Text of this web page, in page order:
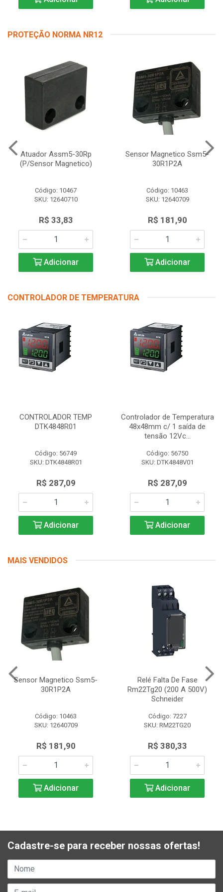
PROTEÇÃO NORMA NR12
Atuador Assm5-30Rp
(P/Sensor Magnetico)
Código: 10467
SKU: 12640710
R$ 33,83
Adicionar
Sensor Magnetico Ssm5-
30R1P2A
Código: 10463
SKU: 12640709
R$ 181,90
Adicionar
CONTROLADOR DE TEMPERATURA
CONTROLADOR TEMP
DTK4848R01
Código: 56749
SKU: DTK4848R01
R$ 287,09
Adicionar
Controlador de Temperatura
48x48mm c/ 1 saída de
tensão 12Vc...
Código: 56750
SKU: DTK4848V01
R$ 287,09
Adicionar
MAIS VENDIDOS
Sensor Magnetico Ssm5-
30R1P2A
Código: 10463
SKU: 12640709
R$ 181,90
Adicionar
Relé Falta De Fase
Rm22Tg20 (200 A 500V)
Schneider
Código: 7227
SKU: RM22TG20
R$ 380,33
Adicionar
Cadastre-se para receber nossas ofertas!